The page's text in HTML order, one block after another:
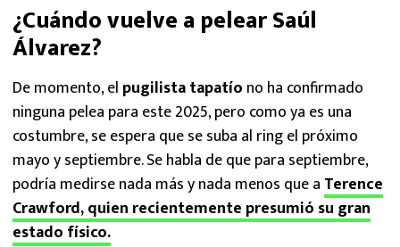
¿Cuándo vuelve a pelear Saúl
Álvarez?
De momento, el pugilista tapatío no ha confirmado
ninguna pelea para este 2025, pero como ya es una
costumbre, se espera que se suba al ring el próximo
mayo y septiembre. Se habla de que para septiembre,
podría medirse nada más y nada menos que a Terence
Crawford, quien recientemente presumió su gran
estado físico.